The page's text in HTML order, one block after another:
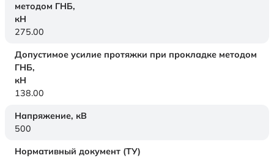
методом ГНБ,
кН
275.00
Допустимое усилие протяжки при прокладке методом
ГНБ,
кН
138.00
Напряжение, кВ
500
Нормативный документ (ТУ)